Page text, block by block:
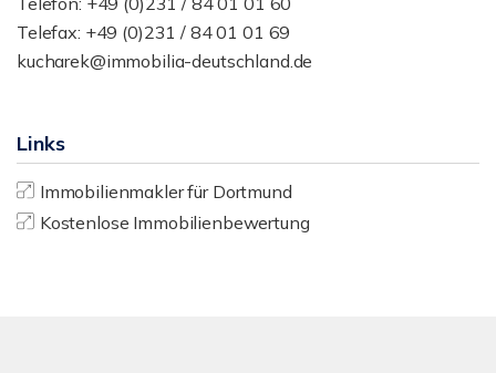
Telefax: +49 (0)231 / 84 01 01 69
kucharek@immobilia-deutschland.de
Links
Immobilienmakler für Dortmund
Kostenlose Immobilienbewertung